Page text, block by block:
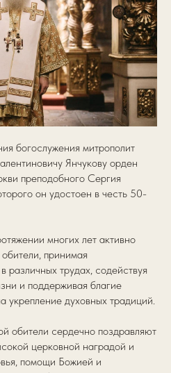
богослужения митрополит
Янчукову орден
преподобного Сергия
он удостоен в честь 50-
многих лет активно
принимая
различных трудах, содействуя
и поддерживая благие
укрепление духовных традиций.
обители сердечно поздравляют
церковной наградой и
помощи Божией и